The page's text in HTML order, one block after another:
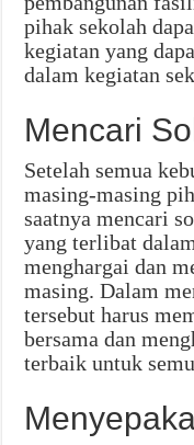
pihak sekolah
kegiatan yang
dalam kegiatan
Mencari
Setelah semua
masing-masing
saatnya mencari
yang terlibat
menghargai dan
masing. Dalam
tersebut harus
bersama dan
terbaik untuk